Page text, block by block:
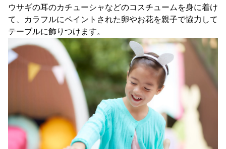
ウサギの耳のカチューシャなどのコスチュームを身に着け
て、カラフルにペイントされた卵やお花を親子で協力して
テーブルに飾りつけます。